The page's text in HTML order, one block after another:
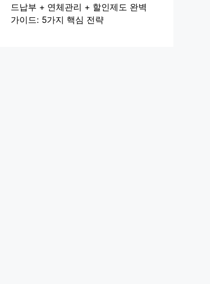
드납부 + 연체관리 + 할인제도 완벽
가이드: 5가지 핵심 전략